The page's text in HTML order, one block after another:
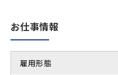
お仕事情報
雇用形態